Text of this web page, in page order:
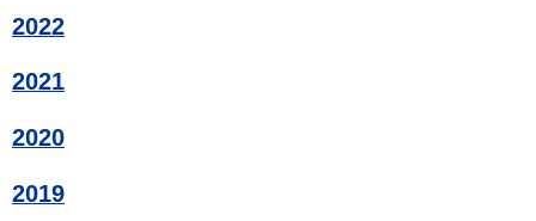
2022
2021
2020
2019